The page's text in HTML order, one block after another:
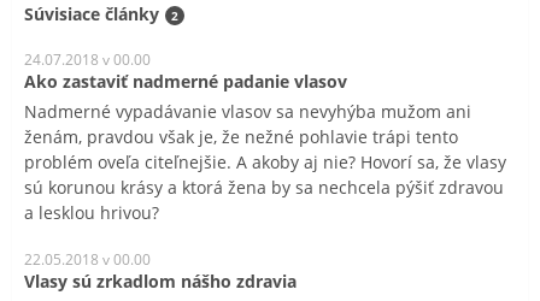
Súvisiace články 2
24.07.2018 v 00.00
Ako zastaviť nadmerné padanie vlasov
Nadmerné vypadávanie vlasov sa nevyhýba mužom ani
ženám, pravdou však je, že nežné pohlavie trápi tento
problém oveľa citeľnejšie. A akoby aj nie? Hovorí sa, že vlasy
sú korunou krásy a ktorá žena by sa nechcela pýšiť zdravou
a lesklou hrivou?
22.05.2018 v 00.00
Vlasy sú zrkadlom nášho zdravia